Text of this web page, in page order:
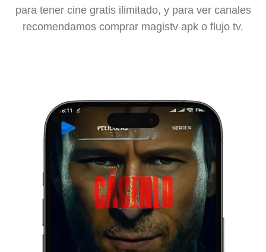
para tener cine gratis ilimitado, y para ver canales
recomendamos comprar magistv apk o flujo tv.